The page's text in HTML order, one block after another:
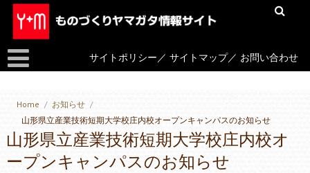
サイトポリシー ／サイトマップ／ お問い合わせ
Home / お知らせ /
山形県立産業技術短期大学校庄内校オープンキャンパスのお知らせ
山形県立産業技術短期大学校庄内校オ
ープンキャンパスのお知らせ